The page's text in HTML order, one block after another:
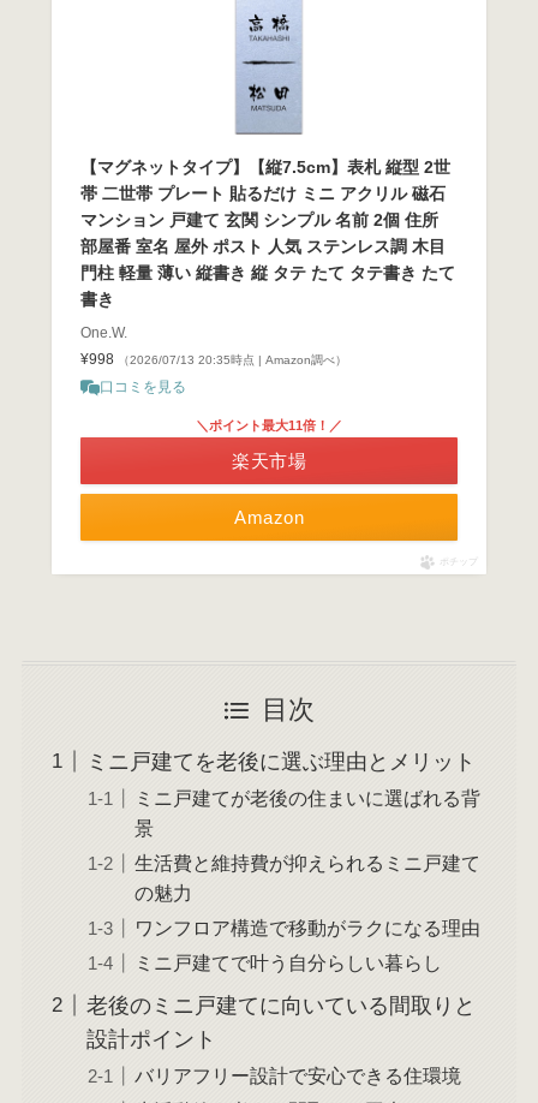
【マグネットタイプ】【縦7.5cm】表札 縦型 2世
帯 二世帯 プレート 貼るだけ ミニ アクリル 磁石
マンション 戸建て 玄関 シンプル 名前 2個 住所
部屋番 室名 屋外 ポスト 人気 ステンレス調 木目
門柱 軽量 薄い 縦書き 縦 タテ たて タテ書き たて
書き
One.W.
¥998
（2026/07/13 20:35時点 | Amazon調べ）
口コミを見る
Amazon
＼ポイント最大11倍！／
楽天市場
ポチップ
目次
ミニ戸建てを老後に選ぶ理由とメリット
ミニ戸建てが老後の住まいに選ばれる背
景
生活費と維持費が抑えられるミニ戸建て
の魅力
ワンフロア構造で移動がラクになる理由
ミニ戸建てで叶う自分らしい暮らし
老後のミニ戸建てに向いている間取りと
設計ポイント
バリアフリー設計で安心できる住環境